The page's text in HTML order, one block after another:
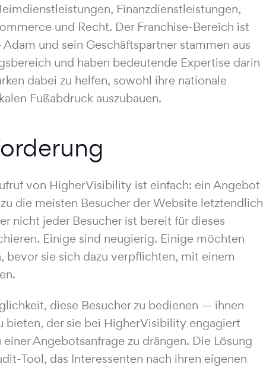
Finanzdienstleistungen,
und Recht. Der Franchise-Bereich ist
und sein Geschäftspartner stammen aus
und haben bedeutende Expertise darin
dabei zu helfen, sowohl ihre nationale
Fußabdruck auszubauen.
von HigherVisibility ist einfach: ein Angebot
die meisten Besucher der Website letztendlich
nicht jeder Besucher ist bereit für dieses
Einige sind neugierig. Einige möchten
bevor sie sich dazu verpflichten, mit einem
diese Besucher zu bedienen — ihnen
bieten, der sie bei HigherVisibility engagiert
Angebotsanfrage zu drängen. Die Lösung
Tool, das Interessenten nach ihren eigenen